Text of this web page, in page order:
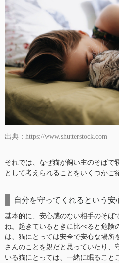
出典：https://www.shutterstock.com
それでは、なぜ猫が飼い主のそばで
として考えられることをいくつかご
自分を守ってくれるという安
基本的に、安心感のない相手のそば
ね。起きているときに比べると危険
は、猫にとっては安全で安心な場所
さんのことを親だと思っていたり、
いる猫にとっては、一緒に眠ること